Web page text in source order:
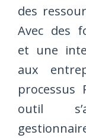
des
Avec des
et une
aux
processus
outil